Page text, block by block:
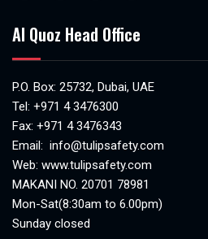
Al Quoz Head Office
P.O. Box: 25732, Dubai, UAE
Tel: +971 4 3476300
Fax: +971 4 3476343
Email: info@tulipsafety.com
Web: www.tulipsafety.com
MAKANI NO. 20701 78981
Mon-Sat(8:30am to 6.00pm)
Sunday closed